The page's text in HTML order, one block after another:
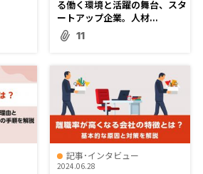
る働く環境と活躍の舞台、スタ
ートアップ企業。人材...
11
記事･インタビュー
2024.06.28